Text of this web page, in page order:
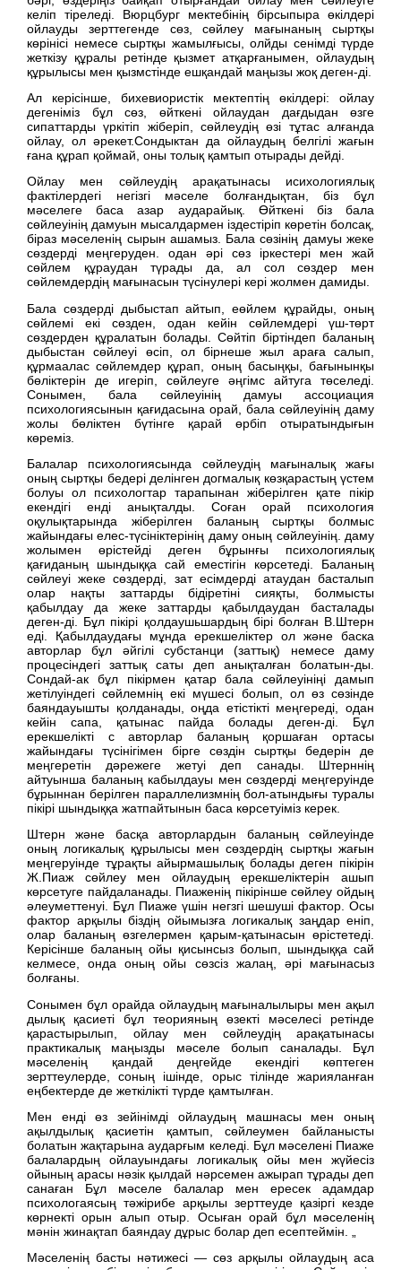
келіп тіреледі. Вюрцбург мектебінің бірсыпыра өкілдері
ойлауды зерттегенде сөз, сөйлеу мағынаның сыртқы
көрінісі немесе сыртқы жамылғысы, олйды сенімді түрде
жеткізу құралы ретінде қызмет атқарғанымен, ойлаудың
құрылысы мен қызмстінде ешқандай маңызы жоқ деген-ді.
Ал керісінше, бихевиористік мектептің өкілдері: ойлау
дегеніміз бұл сөз, өйткені ойлаудан дағдыдан өзге
сипаттарды үркітіп жіберіп, сөйлеудің өзі тұтас алғанда
ойлау, ол әрекет.Сондыктан да ойлаудың белгілі жағын
ғана құрап қоймай, оны толық қамтып отырады дейді.
Ойлау мен сөйлеудің арақатынасы исихологиялық
фактілердегі негізгі мәселе болғандықтан, біз бұл
мәселеге баса азар аударайық. Өйткені біз бала
сөйлеуінің дамуын мысалдармен іздестіріп көретін болсақ,
біраз мәселенің сырын ашамыз. Бала сөзінің дамуы жеке
сөздерді меңгеруден. одан әрі сөз іркестері мен жай
сөйлем құраудан түрады да, ал сол сөздер мен
сөйлемдердің мағынасын түсінулері кері жолмен дамиды.
Бала сөздерді дыбыстап айтып, еөйлем құрайды, оның
сөйлемі екі сөзден, одан кейін сөйлемдері үш-төрт
сөздерден құралатын болады. Сөйтіп біртіндеп баланың
дыбыстан сөйлеуі өсіп, ол бірнеше жыл араға салып,
құрмаалас сөйлемдер құрап, оның басыңқы, бағынынқы
бөліктерін де игеріп, сөйлеуге әңгімс айтуга төселеді.
Сонымен, бала сөйлеуінің дамуы ассоциация
психологиясынын қағидасына орай, бала сөйлеуінің даму
жолы бөліктен бүтінге қарай өрбіп отыратындығын
көреміз.
Балалар психологиясында сөйлеудің мағыналық жағы
оның сыртқы бедері делінген догмалық көзқарастың үстем
болуы ол психологтар тарапынан жіберілген қате пікір
екендігі енді анықталды. Соған орай психология
оқулықтарында жіберілген баланың сыртқы болмыс
жайындағы елес-түсініктерінің даму оның сөйлеуінің. даму
жолымен өрістейді деген бұрынғы психологиялық
қағиданың шындыққа сай еместігін көрсетеді. Баланың
сөйлеуі жеке сөздерді, зат есімдерді атаудан басталып
олар нақты заттарды бідіретіні сияқты, болмысты
қабылдау да жеке заттарды қабылдаудан басталады
деген-ді. Бұл пікірі қолдаушьшардың бірі болған В.Штерн
еді. Қабылдаудағы мұнда ерекшеліктер ол және баска
авторлар бұл әйгілі субстанци (заттық) немесе даму
процесіндегі заттық саты деп анықталған болатын-ды.
Сондай-ак бұл пікірмен қатар бала сөйлеуініңі дамып
жетілуіндегі сөйлемнің екі мүшесі болып, ол өз сөзінде
баяндауышты қолданады, оңда етістікті меңгереді, одан
кейін сапа, қатынас пайда болады деген-ді. Бұл
ерекшелікті с авторлар баланың қоршаған ортасы
жайындағы түсінігімен бірге сөздін сыртқы бедерін де
меңгеретін дәрежеге жетуі деп санады. Штерннің
айтуынша баланың кабылдауы мен сөздерді меңгеруінде
бұрыннан берілген параллелизмнің бол-атындығы туралы
пікірі шындыққа жатпайтынын баса көрсетуіміз керек.
Штерн және басқа авторлардын баланың сөйлеуінде
оның логикалық құрылысы мен сөздердің сыртқы жағын
меңгеруінде тұрақты айырмашылық болады деген пікірін
Ж.Пиаж сөйлеу мен ойлаудың ерекшеліктерін ашып
көрсетуге пайдаланады. Пиаженің пікірінше сөйлеу ойдың
әлеуметтенуі. Бұл Пиаже үшін негзгі шешуші фактор. Осы
фактор арқылы біздің ойымызға логикалық заңдар еніп,
олар баланың өзгелермен қарым-қатынасын өрістетеді.
Керісінше баланың ойы қисынсыз болып, шындыққа сай
келмесе, онда оның ойы сөзсіз жалаң, әрі мағынасыз
болғаны.
Сонымен бұл орайда ойлаудың мағыналылыры мен ақыл
дылық қасиеті бұл теорияның өзекті мәселесі ретінде
қарастырылып, ойлау мен сөйлеудің арақатынасы
практикалық маңызды мәселе болып саналады. Бұл
мәселенің қандай деңгейде екендігі көптеген
зерттеулерде, соның ішінде, орыс тілінде жарияланған
еңбектерде де жеткілікті түрде қамтылған.
Мен енді өз зейінімді ойлаудың машнасы мен оның
ақылдылық қасиетін қамтып, сөйлеумен байланысты
болатын жақтарына аударғым келеді. Бұл мәселені Пиаже
балалардың ойлауындағы логикалық ойы мен жүйесіз
ойының арасы нәзік қылдай нәрсемен ажырап тұрады деп
санаған Бұл мәселе балалар мен ересек адамдар
психологаясың тәжірибе арқылы зерттеуде қазіргі кезде
көрнекті орын алып отыр. Осыған орай бұл мәселенің
мәнін жинақтап баяндау дұрыс болар деп есептеймін. „
Мәселенің басты нәтижесі — сөз арқылы ойлаудың аса